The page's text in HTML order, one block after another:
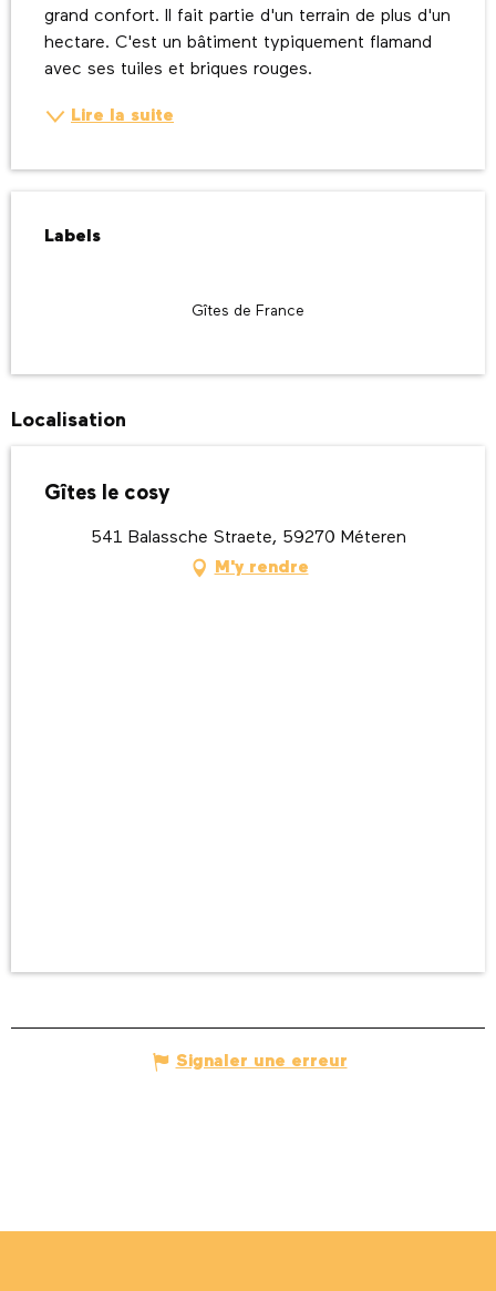
grand confort. Il fait partie d'un terrain de plus d'un
hectare. C'est un bâtiment typiquement flamand
avec ses tuiles et briques rouges.
Lire la suite
Labels
Labels
Gîtes de France
Localisation
Gîtes le cosy
541 Balassche Straete, 59270 Méteren
M'y rendre
Signaler une erreur